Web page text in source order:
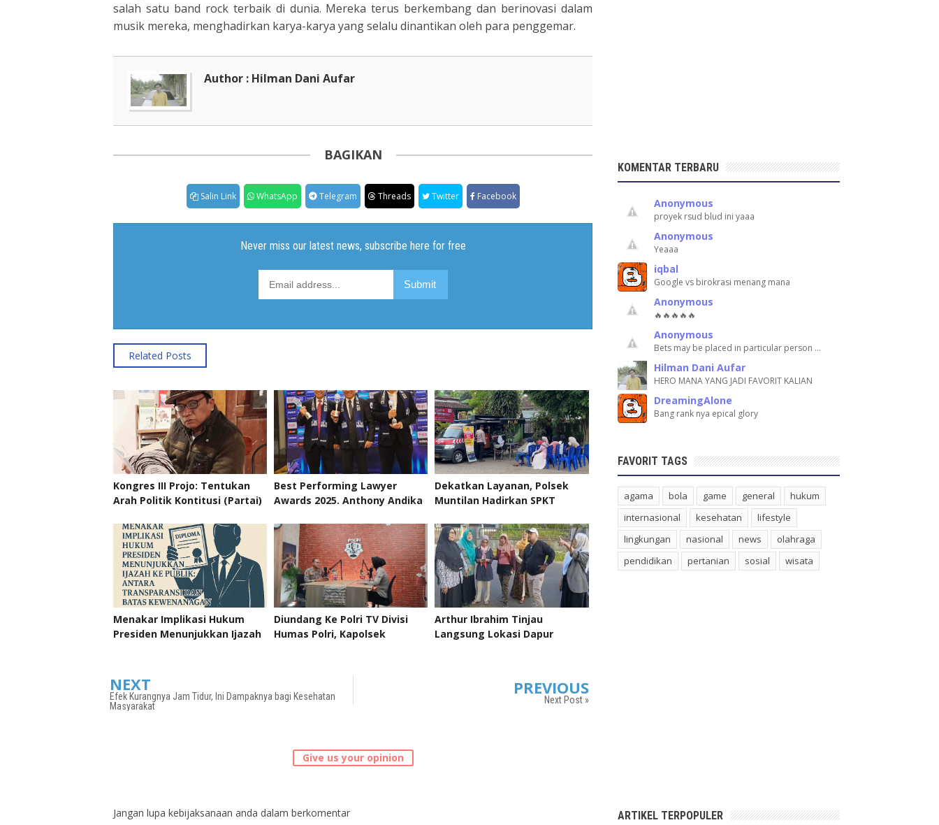
salah satu band rock terbaik di dunia. Mereka terus berkembang dan berinovasi dalam
musik mereka, menghadirkan karya-karya yang selalu dinantikan oleh para penggemar.
Author : Hilman Dani Aufar
BAGIKAN
Salin Link WhatsApp Telegram Threads Twitter Facebook
Related Posts
Kongres III Projo: Tentukan
Arah Politik Kontitusi (Partai)
"Setia di Garis Rakyat"
Best Performing Lawyer
Awards 2025. Anthony Andika
Dekatkan Layanan, Polsek
Muntilan Hadirkan SPKT
Menakar Implikasi Hukum
Presiden Menunjukkan Ijazah
Kewenangan
Diundang Ke Polri TV Divisi
Humas Polri, Kapolsek
Arthur Ibrahim Tinjau
Langsung Lokasi Dapur
NEXT
Efek Kurangnya Jam Tidur, Ini Dampaknya bagi Kesehatan
Masyarakat
PREVIOUS
Next Post »
Give us your opinion
Jangan lupa kebijaksanaan anda dalam berkomentar
KOMENTAR TERBARU
Anonymous
proyek rsud blud ini yaaa
Anonymous
Yeaaa
iqbal
Google vs birokrasi menang mana
Anonymous
🔥🔥🔥🔥🔥
Anonymous
Bets may be placed in particular person …
Hilman Dani Aufar
HERO MANA YANG JADI FAVORIT KALIAN
DreamingAlone
Bang rank nya epical glory
FAVORIT TAGS
agama bola game general
hukum
internasional
kesehatan
lifestyle
lingkungan
nasional news
olahraga
pendidikan
pertanian sosial wisata
ARTIKEL TERPOPULER